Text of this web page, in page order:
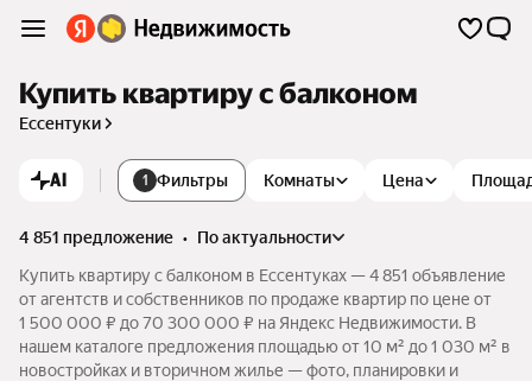
Купить квартиру с балконом
Ессентуки
AI 1 Фильтры Комнаты Цена
4 851 предложение •
по актуальности
Купить квартиру с балконом в Ессентуках — 4 851 объявление
от агентств и собственников по продаже квартир по цене от
1 500 000 ₽ до 70 300 000 ₽ на Яндекс Недвижимости. В
нашем каталоге предложения площадью от 10 м² до 1 030 м² в
новостройках и вторичном жилье — фото, планировки и